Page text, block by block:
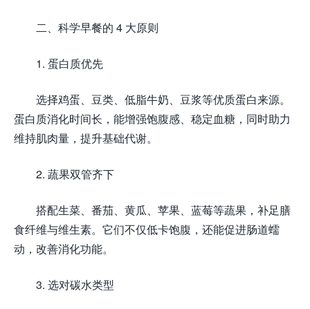
二、科学早餐的 4 大原则
1. 蛋白质优先
选择鸡蛋、豆类、低脂牛奶、豆浆等优质蛋白来源。
蛋白质消化时间长，能增强饱腹感、稳定血糖，同时助力
维持肌肉量，提升基础代谢。
2. 蔬果双管齐下
搭配生菜、番茄、黄瓜、苹果、蓝莓等蔬果，补足膳
食纤维与维生素。它们不仅低卡饱腹，还能促进肠道蠕
动，改善消化功能。
3. 选对碳水类型